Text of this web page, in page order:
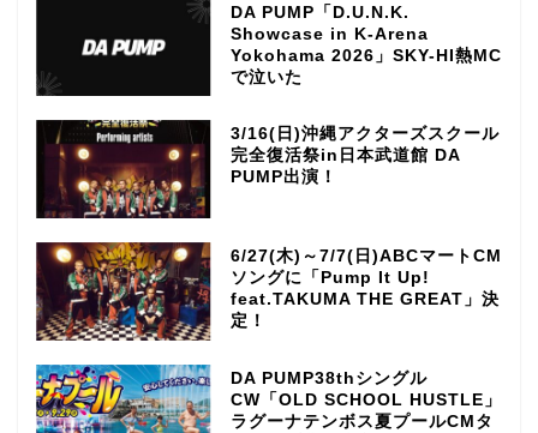
DA PUMP「D.U.N.K.
Showcase in K-Arena
Yokohama 2026」SKY-HI熱MC
で泣いた
3/16(日)沖縄アクターズスクール
完全復活祭in日本武道館 DA
PUMP出演！
6/27(木)～7/7(日)ABCマートCM
ソングに「Pump It Up!
feat.TAKUMA THE GREAT」決
定！
DA PUMP38thシングル
CW「OLD SCHOOL HUSTLE」
ラグーナテンボス夏プールCMタ